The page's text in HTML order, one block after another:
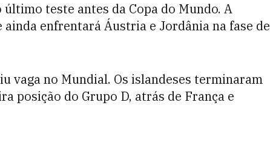
teste antes da Copa do Mundo. A
ainda enfrentará Áustria e Jordânia na fase de
vaga no Mundial. Os islandeses terminaram
posição do Grupo D, atrás de França e